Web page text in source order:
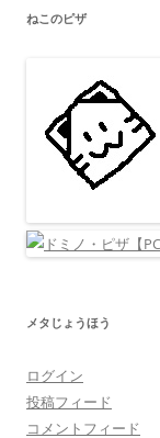
ねこのピザ
メタじょうほう
ログイン
投稿フィード
コメントフィード